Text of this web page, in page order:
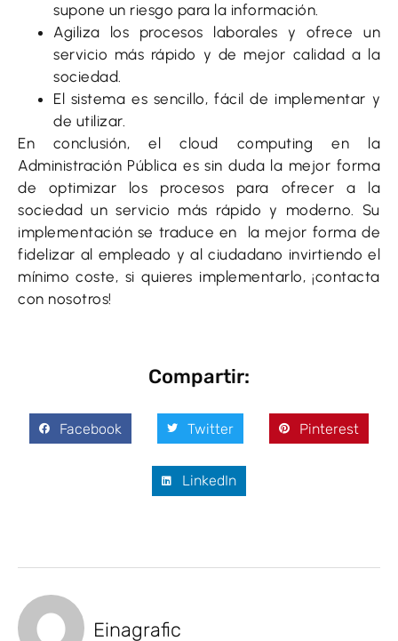
supone un riesgo para la información.
Agiliza los procesos laborales y ofrece un
servicio más rápido y de mejor calidad a la
sociedad.
El sistema es sencillo, fácil de implementar y
de utilizar.
En conclusión, el cloud computing en la
Administración Pública es sin duda la mejor forma
de optimizar los procesos para ofrecer a la
sociedad un servicio más rápido y moderno. Su
implementación se traduce en la mejor forma de
fidelizar al empleado y al ciudadano invirtiendo el
mínimo coste, si quieres implementarlo, ¡contacta
con nosotros!
Compartir:
Facebook Twitter Pinterest
LinkedIn
Einagrafic